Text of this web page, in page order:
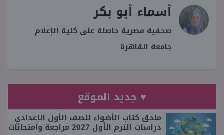
أسماء أبو بكر
صحفية مصرية حاصلة على كلية الإعلام
جامعة القاهرة
♥ جديد الموقع
ملحق كتاب الأضواء للصف الأول الإعدادي
دراسات الترم الأول 2027 مراجعة وامتحانات